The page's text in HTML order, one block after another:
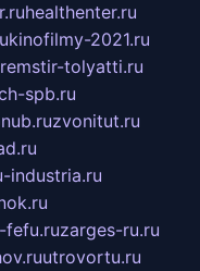
healthenter.ru
kinofilmy-2021.ru
remstir-tolyatti.ru
spb.ru
zvonitut.ru
industria.ru
fefu.ruzarges-ru.ru
utrovortu.ru